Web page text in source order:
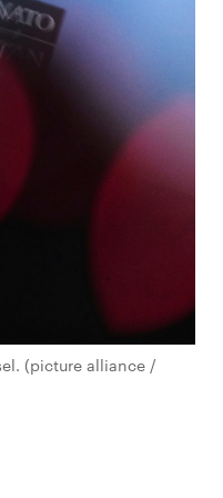
(picture alliance /